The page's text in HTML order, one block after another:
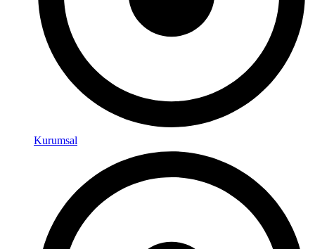
Kurumsal